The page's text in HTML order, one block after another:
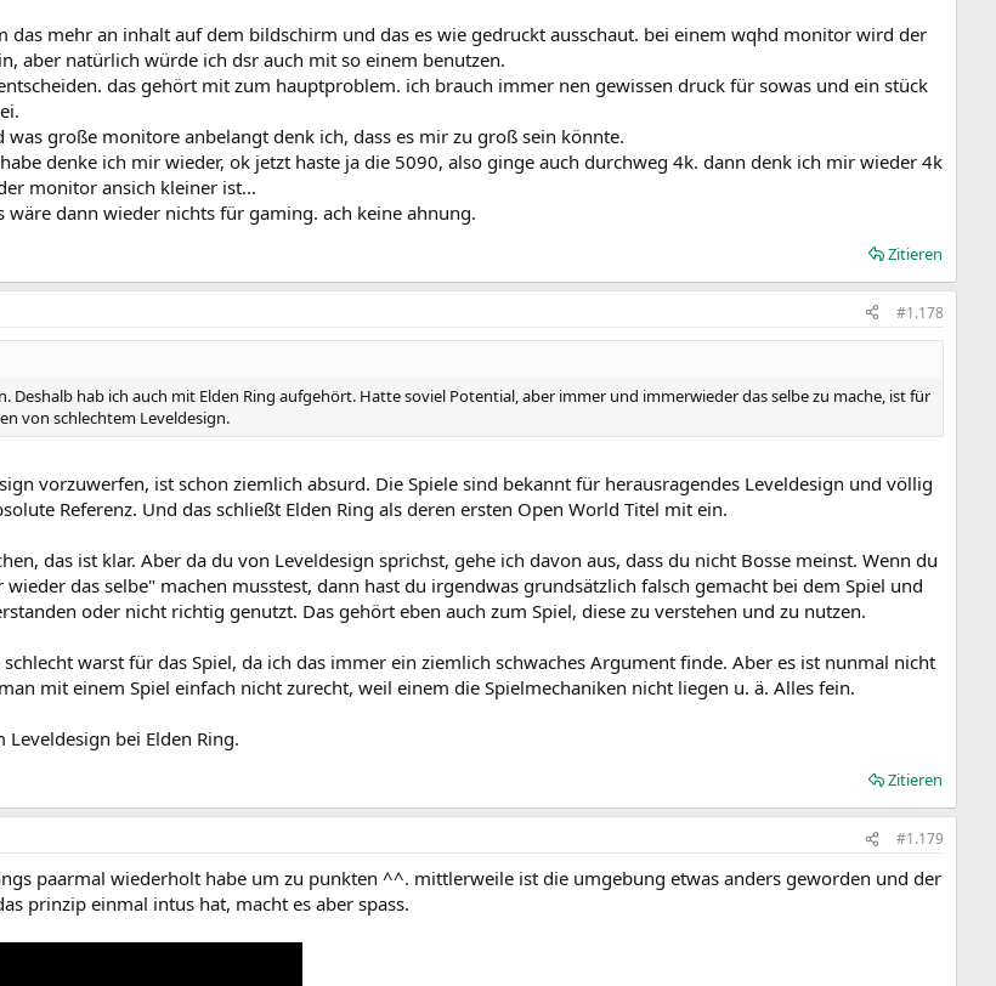
mehr an inhalt auf dem bildschirm und das es wie gedruckt ausschaut. bei einem wqhd monitor wird der
aber natürlich würde ich dsr auch mit so einem benutzen.
das gehört mit zum hauptproblem. ich brauch immer nen gewissen druck für sowas und ein stück
große monitore anbelangt denk ich, dass es mir zu groß sein könnte.
denke ich mir wieder, ok jetzt haste ja die 5090, also ginge auch durchweg 4k. dann denk ich mir wieder 4k
monitor ansich kleiner ist...
dann wieder nichts für gaming. ach keine ahnung.
Zitieren
#1.178
Deshalb hab ich auch mit Elden Ring aufgehört. Hatte soviel Potential, aber immer und immerwieder das selbe zu mache, ist für
von schlechtem Leveldesign.
vorzuwerfen, ist schon ziemlich absurd. Die Spiele sind bekannt für herausragendes Leveldesign und völlig
Referenz. Und das schließt Elden Ring als deren ersten Open World Titel mit ein.
das ist klar. Aber da du von Leveldesign sprichst, gehe ich davon aus, dass du nicht Bosse meinst. Wenn du
das selbe" machen musstest, dann hast du irgendwas grundsätzlich falsch gemacht bei dem Spiel und
oder nicht richtig genutzt. Das gehört eben auch zum Spiel, diese zu verstehen und zu nutzen.
warst für das Spiel, da ich das immer ein ziemlich schwaches Argument finde. Aber es ist nunmal nicht
mit einem Spiel einfach nicht zurecht, weil einem die Spielmechaniken nicht liegen u. ä. Alles fein.
bei Elden Ring.
Zitieren
#1.179
paarmal wiederholt habe um zu punkten ^^. mittlerweile ist die umgebung etwas anders geworden und der
prinzip einmal intus hat, macht es aber spass.